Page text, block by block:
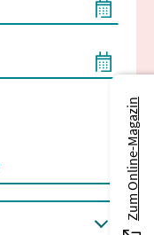
Zum Online-Magazin